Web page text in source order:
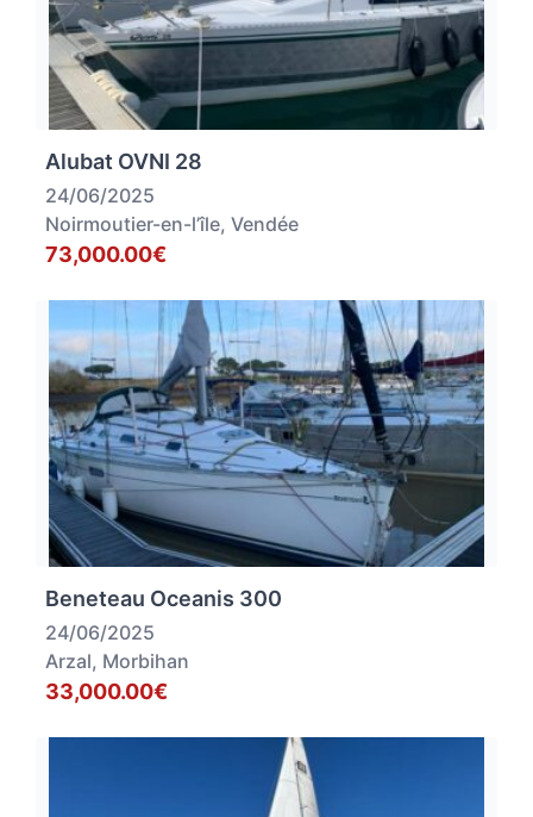
Alubat OVNI 28
24/06/2025
Noirmoutier-en-l’île, Vendée
73,000.00€
Beneteau Oceanis 300
24/06/2025
Arzal, Morbihan
33,000.00€